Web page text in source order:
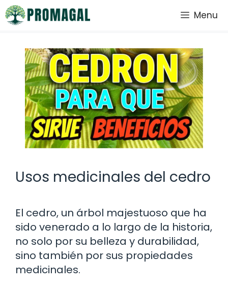
Saltar
al
Menu
Usos medicinales del cedro
El cedro, un árbol majestuoso que ha
sido venerado a lo largo de la historia,
no solo por su belleza y durabilidad,
sino también por sus propiedades
medicinales.